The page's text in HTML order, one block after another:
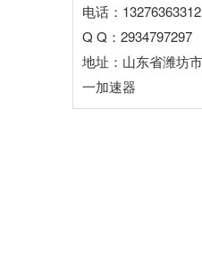
电话：
Q Q：2934797297
地址：山东省潍坊
一加速器